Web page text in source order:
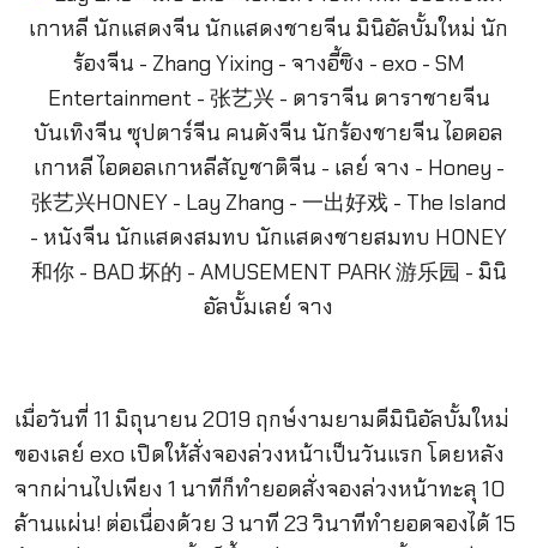
เมื่อวันที่ 11 มิถุนายน 2019 ฤกษ์งามยามดีมินิอัลบั้มใหม่
ของเลย์ exo เปิดให้สั่งจองล่วงหน้าเป็นวันแรก โดยหลัง
จากผ่านไปเพียง 1 นาทีก็ทำยอดสั่งจองล่วงหน้าทะลุ 10
ล้านแผ่น! ต่อเนื่องด้วย 3 นาที 23 วินาทีทำยอดจองได้ 15